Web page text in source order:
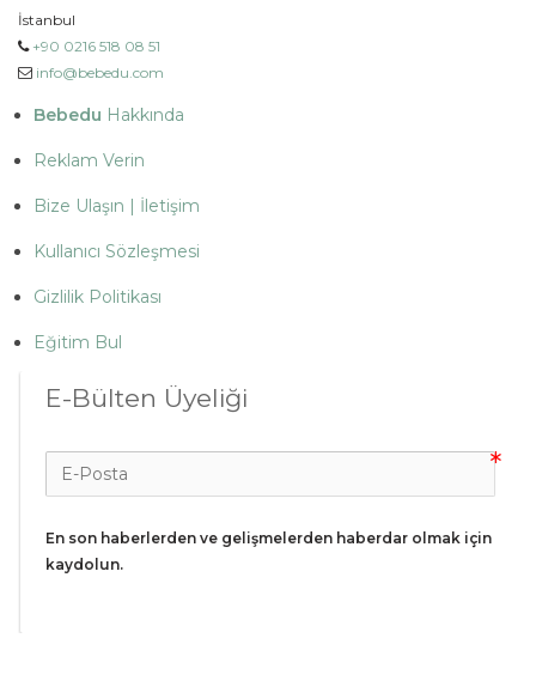
İstanbul
+90 0216 518 08 51
info@bebedu.com
Bebedu Hakkında
Reklam Verin
Bize Ulaşın | İletişim
Kullanıcı Sözleşmesi
Gizlilik Politikası
Eğitim Bul
E-Bülten Üyeliği
En son haberlerden ve gelişmelerden haberdar olmak için
kaydolun.